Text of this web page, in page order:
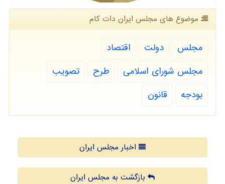
موضوع های مجلس ایران دات كام
مجلس دولت
اقتصاد
مجلس شورای اسلامی
طرح
تصویب
بودجه
قانون
اخبار مجلس ایران
بازگشت به مجلس ایران